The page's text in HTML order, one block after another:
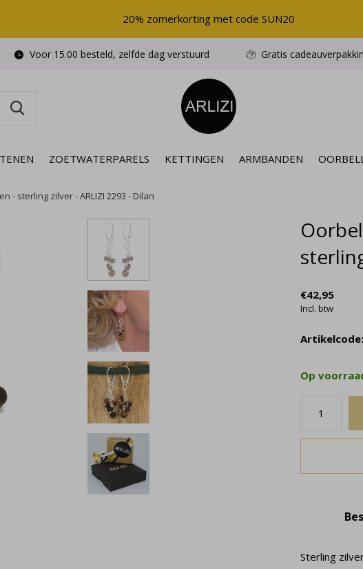
ZOETWATERPARELS KETTINGEN ARMBANDEN
Voor 15.00 besteld, zelfde dag verstuurd Gratis
20% zomerkorting met code SUN20
- sterling zilver - ARLIZI 2293 - Dilan
€42,95
Incl. btw
Artikelcode:
Op
Sterling